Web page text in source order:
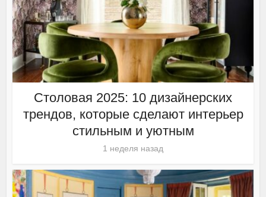
Столовая 2025: 10 дизайнерских
трендов, которые сделают интерьер
стильным и уютным
1 неделя назад